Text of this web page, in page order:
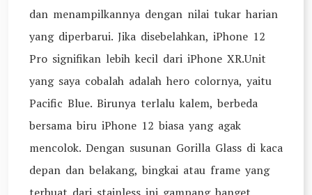
dan menampilkannya dengan nilai tukar harian
yang diperbarui. Jika disebelahkan, iPhone 12
Pro signifikan lebih kecil dari iPhone XR.Unit
yang saya cobalah adalah hero colornya, yaitu
Pacific Blue. Birunya terlalu kalem, berbeda
bersama biru iPhone 12 biasa yang agak
mencolok. Dengan susunan Gorilla Glass di kaca
depan dan belakang, bingkai atau frame yang